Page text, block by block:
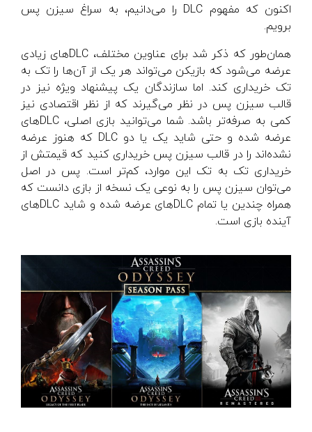
اکنون که مفهوم DLC را می‌دانیم، به سراغ سیزن پس
برویم.
همان‌طور که ذکر شد برای عناوین مختلف، DLCهای زیادی
عرضه می‌شود که بازیکن می‌تواند هر یک از آن‌ها را تک به
تک خریداری کند. اما سازندگان یک پیشنهاد ویژه‌ نیز در
قالب سیزن پس در نظر می‌گیرند که از نظر اقتصادی نیز
کمی به صرفه‌تر باشد. شما می‌توانید بازی اصلی، DLCهای
عرضه شده و حتی شاید یک یا دو DLC که هنوز عرضه
نشده‌اند را در قالب سیزن پس خریداری کنید که قیمتش از
خریداری تک به تک این موارد، کم‌تر است. پس در اصل
می‌توان سیزن پس را به نوعی یک نسخه از بازی دانست که
همراه چندین یا تمام DLCهای عرضه شده و شاید DLCهای
آینده بازی است.